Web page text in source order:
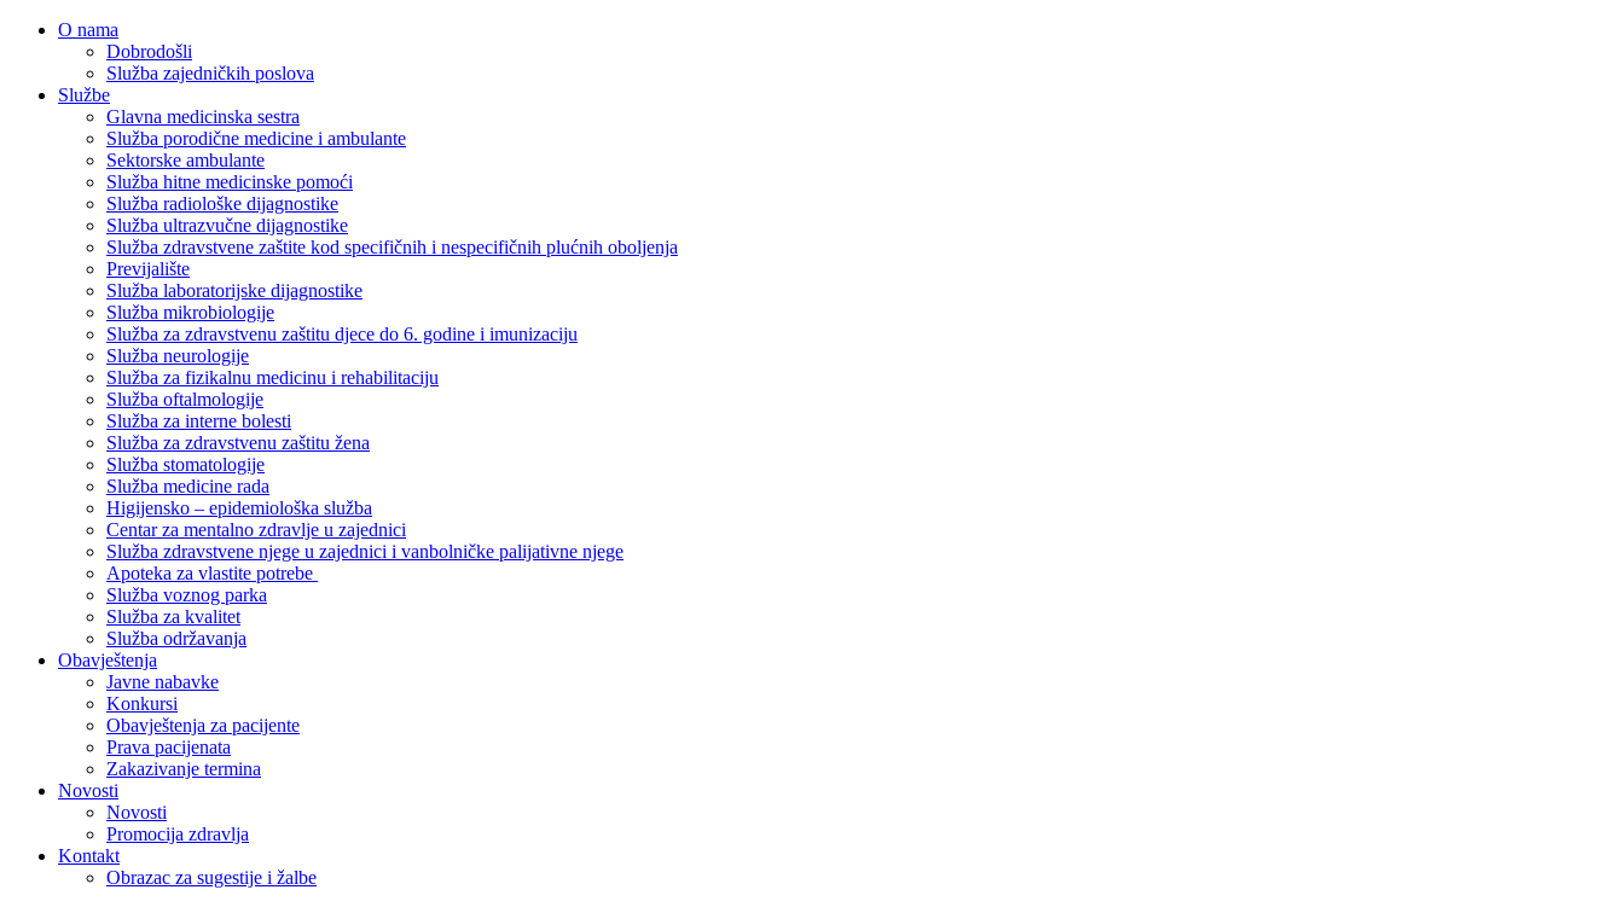
O nama
Dobrodošli
Služba zajedničkih poslova
Službe
Glavna medicinska sestra
Služba porodične medicine i ambulante
Sektorske ambulante
Služba hitne medicinske pomoći
Služba radiološke dijagnostike
Služba ultrazvučne dijagnostike
Služba zdravstvene zaštite kod specifičnih i nespecifičnih plućnih oboljenja
Previjalište
Služba laboratorijske dijagnostike
Služba mikrobiologije
Služba za zdravstvenu zaštitu djece do 6. godine i imunizaciju
Služba neurologije
Služba za fizikalnu medicinu i rehabilitaciju
Služba oftalmologije
Služba za interne bolesti
Služba za zdravstvenu zaštitu žena
Služba stomatologije
Služba medicine rada
Higijensko – epidemiološka služba
Centar za mentalno zdravlje u zajednici
Služba zdravstvene njege u zajednici i vanbolničke palijativne njege
Apoteka za vlastite potrebe
Služba voznog parka
Služba za kvalitet
Služba održavanja
Obavještenja
Javne nabavke
Konkursi
Obavještenja za pacijente
Prava pacijenata
Zakazivanje termina
Novosti
Novosti
Promocija zdravlja
Kontakt
Obrazac za sugestije i žalbe